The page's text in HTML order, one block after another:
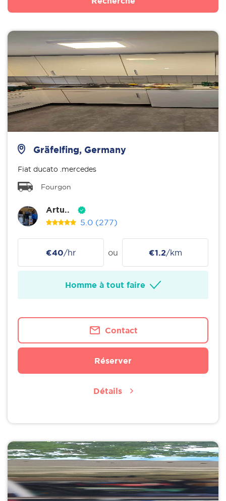
Gräfelfing, Germany
Fiat ducato .mercedes
Fourgon
Artu..
5.0 (277)
€40/hr ou €1.2/km
Homme à tout faire
Contact
Réserver
Détails